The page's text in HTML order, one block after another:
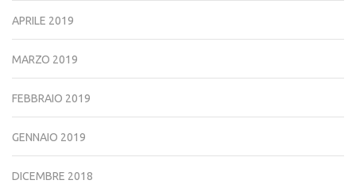
APRILE 2019
MARZO 2019
FEBBRAIO 2019
GENNAIO 2019
DICEMBRE 2018